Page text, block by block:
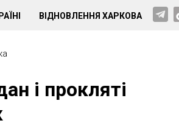
ВІДНОВЛЕННЯ ХАРКОВА
і прокляті